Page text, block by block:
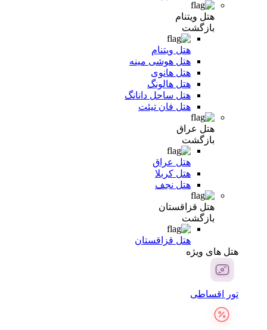
هتل ویتنام
بازگشت
هتل ویتنام
هتل هوشی مینه
هتل هانوی
هتل هالونگ
هتل ساحل دانانگ
هتل فان تیئت
هتل عراق
بازگشت
هتل عراق
هتل کربلا
هتل نجف
هتل قزاقستان
بازگشت
هتل قزاقستان
هتل های ویژه
تور اقساطی